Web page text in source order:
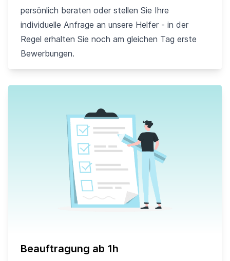
persönlich beraten oder stellen Sie Ihre
individuelle Anfrage an unsere Helfer - in der
Regel erhalten Sie noch am gleichen Tag erste
Bewerbungen.
Beauftragung ab 1h